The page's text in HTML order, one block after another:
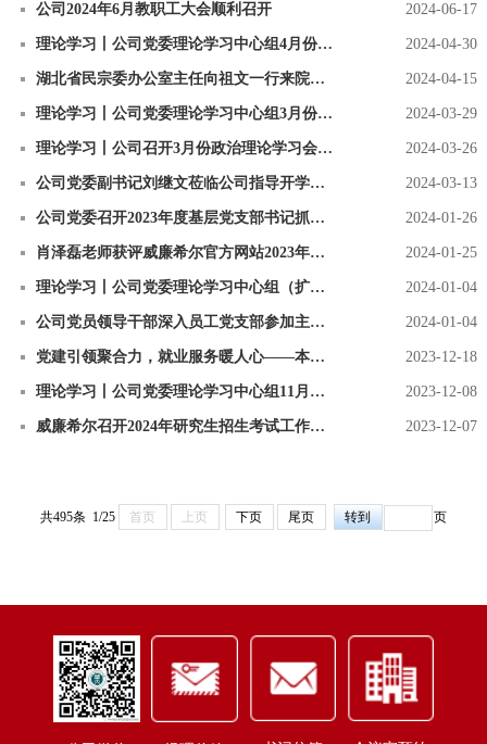
公司2024年6月教职工大会顺利召开 2024-06-17
理论学习丨公司党委理论学习中心组4月份集中理论学习会议召开 2024-04-30
湖北省民宗委办公室主任向祖文一行来院调研 2024-04-15
理论学习丨公司党委理论学习中心组3月份集中理论学习会议召开 2024-03-29
理论学习丨公司召开3月份政治理论学习会议暨本科教学评估专家指导会 2024-03-26
公司党委副书记刘继文莅临公司指导开学工作 2024-03-13
公司党委召开2023年度基层党支部书记抓党建述职评议会 2024-01-26
肖泽磊老师获评威廉希尔官方网站2023年度科研园丁 2024-01-25
理论学习丨公司党委理论学习中心组（扩大）1月份集中理论学习会议召开 2024-01-04
公司党员领导干部深入员工党支部参加主题党日活动 2024-01-04
党建引领聚合力，就业服务暖人心——本科生党支部举行特色党日活动 2023-12-18
理论学习丨公司党委理论学习中心组11月份集中理论学习会议召开 2023-12-08
威廉希尔召开2024年研究生招生考试工作警示教育会 2023-12-07
共495条 1/25 首页 上页 下页 尾页 页